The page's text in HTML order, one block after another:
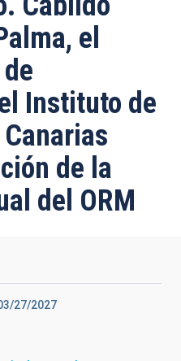
el
Instituto de
de la
del ORM
27/2027